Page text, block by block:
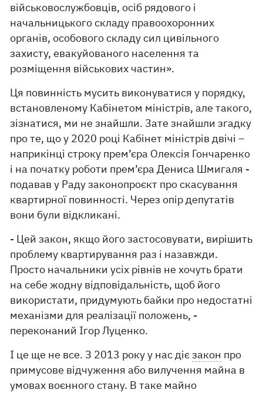
військовослужбовців, осіб рядового і
начальницького складу правоохоронних
органів, особового складу сил цивільного
захисту, евакуйованого населення та
розміщення військових частин».
Ця повинність мусить виконуватися у порядку,
встановленому Кабінетом міністрів, але такого,
зізнатися, ми не знайшли. Зате знайшли згадку
про те, що у 2020 році Кабінет міністрів двічі –
наприкінці строку прем’єра Олексія Гончаренко
і на початку роботи прем’єра Дениса Шмигаля -
подавав у Раду законопроєкт про скасування
квартирної повинності. Через опір депутатів
вони були відкликані.
- Цей закон, якщо його застосовувати, вирішить
проблему квартирування раз і назавжди.
Просто начальники усіх рівнів не хочуть брати
на себе жодну відповідальність, щоб його
використати, придумують байки про недостатні
механізми для реалізації положень, -
переконаний Ігор Луценко.
І це ще не все. З 2013 року у нас дієзакон про
примусове відчуження або вилучення майна в
умовах воєнного стану. В таке майно